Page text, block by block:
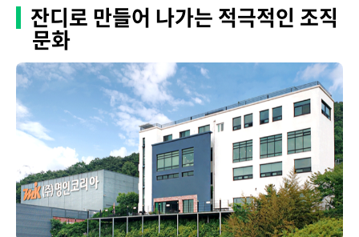
잔디로 만들어 나가는 적극적인 조직
문화